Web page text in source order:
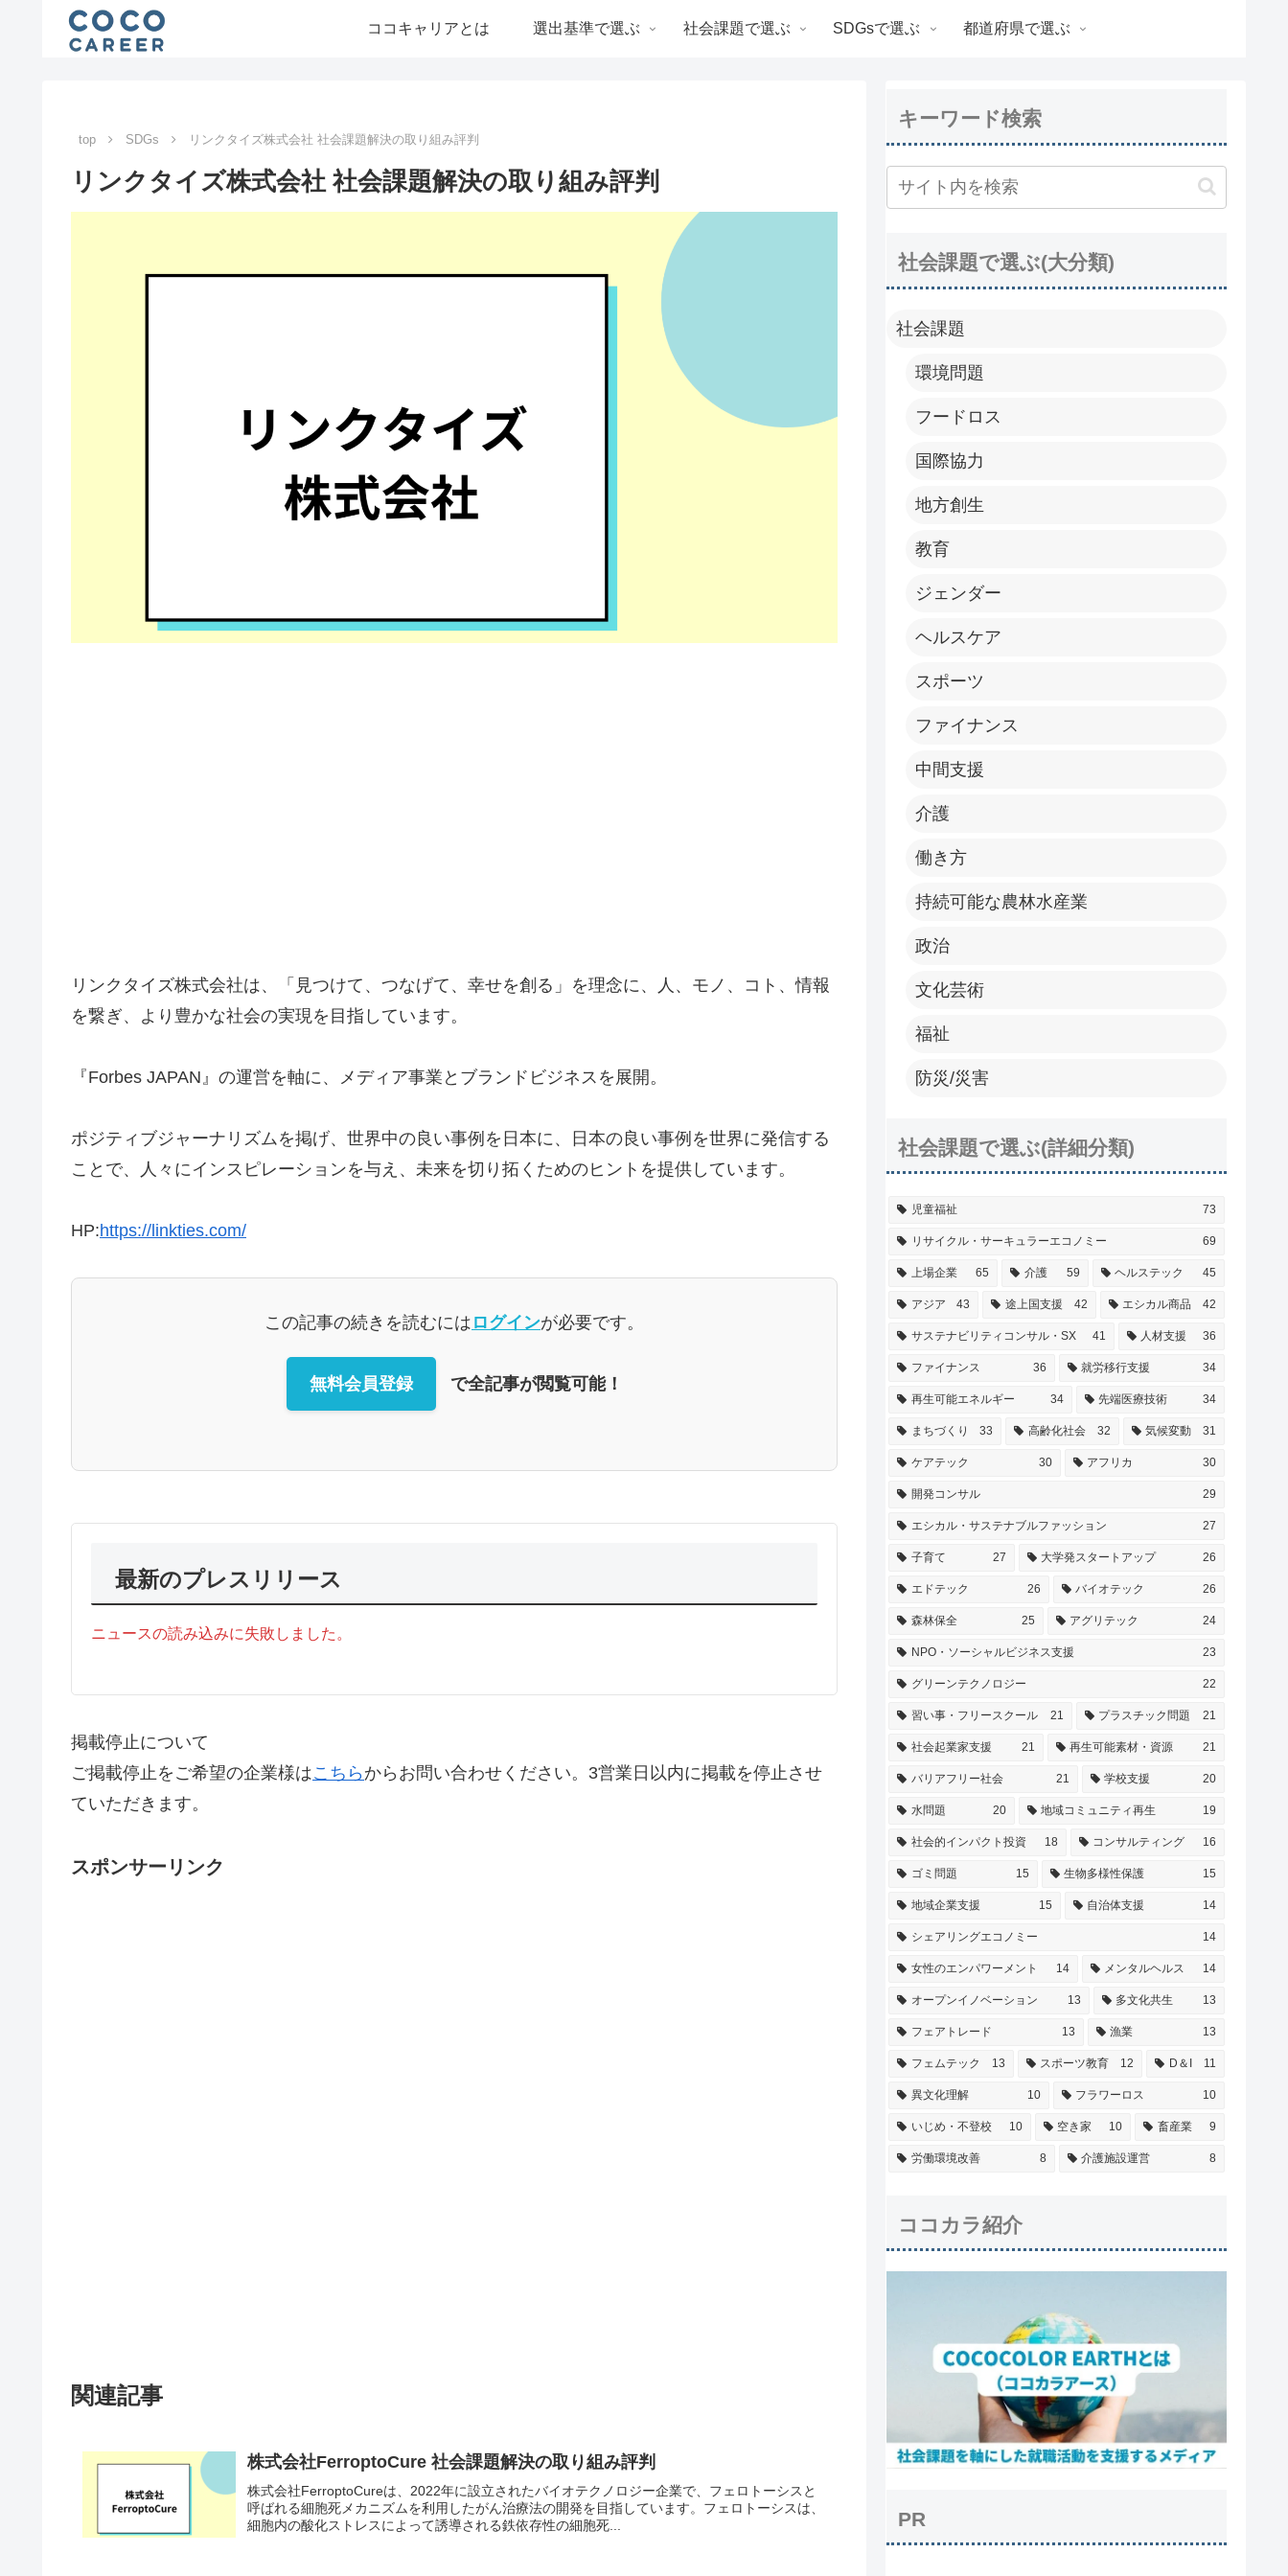
ココキャリアとは 選出基準で選ぶ 社会課題で選ぶ SDGsで選ぶ 都道府県で選ぶ
top SDGs リンクタイズ株式会社 社会課題解決の取り組み評判
リンクタイズ株式会社 社会課題解決の取り組み評判
リンクタイズ株式会社は、「見つけて、つなげて、幸せを創る」を理念に、人、モノ、コト、情報
を繋ぎ、より豊かな社会の実現を目指しています。
『Forbes JAPAN』の運営を軸に、メディア事業とブランドビジネスを展開。
ポジティブジャーナリズムを掲げ、世界中の良い事例を日本に、日本の良い事例を世界に発信する
ことで、人々にインスピレーションを与え、未来を切り拓くためのヒントを提供しています。
HP:https://linkties.com/
この記事の続きを読むには ログインが必要です。
無料会員登録 で全記事が閲覧可能！
最新のプレスリリース
ニュースの読み込みに失敗しました。
掲載停止について
ご掲載停止をご希望の企業様はこちら からお問い合わせください。3営業日以内に掲載を停止させ
ていただきます。
スポンサーリンク
関連記事
株式会社FerroptoCure 社会課題解決の取り組み評判
株式会社FerroptoCureは、2022年に設立されたバイオテクノロジー企業で、フェロトーシスと
呼ばれる細胞死メカニズムを利用したがん治療法の開発を目指しています。フェロトーシスは、
細胞内の酸化ストレスによって誘導される鉄依存性の細胞死...
キーワード検索
社会課題で選ぶ(大分類)
社会課題
環境問題
フードロス
国際協力
地方創生
教育
ジェンダー
ヘルスケア
スポーツ
ファイナンス
中間支援
介護
働き方
持続可能な農林水産業
政治
文化芸術
福祉
防災/災害
社会課題で選ぶ(詳細分類)
児童福祉 73
リサイクル・サーキュラーエコノミー 69
上場企業 65 介護 59 ヘルステック 45
アジア 43 途上国支援 42 エシカル商品 42
サステナビリティコンサル・SX 41 人材支援 36
ファイナンス 36 就労移行支援 34
再生可能エネルギー 34 先端医療技術 34
まちづくり 33 高齢化社会 32 気候変動 31
ケアテック 30 アフリカ 30
開発コンサル 29
エシカル・サステナブルファッション 27
子育て 27 大学発スタートアップ 26
エドテック 26 バイオテック 26
森林保全 25 アグリテック 24
NPO・ソーシャルビジネス支援 23
グリーンテクノロジー 22
習い事・フリースクール 21 プラスチック問題 21
社会起業家支援 21 再生可能素材・資源 21
バリアフリー社会 21 学校支援 20
水問題 20 地域コミュニティ再生 19
社会的インパクト投資 18 コンサルティング 16
ゴミ問題 15 生物多様性保護 15
地域企業支援 15 自治体支援 14
シェアリングエコノミー 14
女性のエンパワーメント 14 メンタルヘルス 14
オープンイノベーション 13 多文化共生 13
フェアトレード 13 漁業 13
フェムテック 13 スポーツ教育 12 D＆I 11
異文化理解 10 フラワーロス 10
いじめ・不登校 10 空き家 10 畜産業 9
労働環境改善 8 介護施設運営 8
ココカラ紹介
PR